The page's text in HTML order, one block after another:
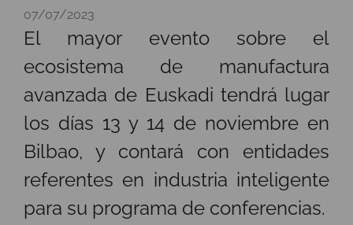
07/07/2023
El mayor evento sobre el
ecosistema de manufactura
avanzada de Euskadi tendrá lugar
los días 13 y 14 de noviembre en
Bilbao, y contará con entidades
referentes en industria inteligente
para su programa de conferencias.